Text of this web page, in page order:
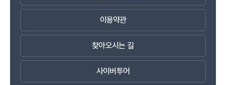
이용약관
찾아오시는 길
사이버투어